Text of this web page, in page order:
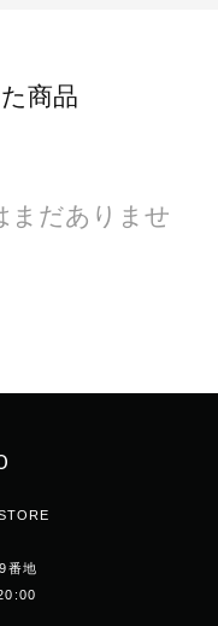
商品
まだありませ
番地